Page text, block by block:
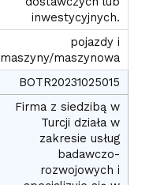
inwestycyjnych.
pojazdy i
maszyny/maszynowa
BOTR20231025015
Firma z siedzibą w
Turcji działa w
zakresie usług
badawczo-
rozwojowych i